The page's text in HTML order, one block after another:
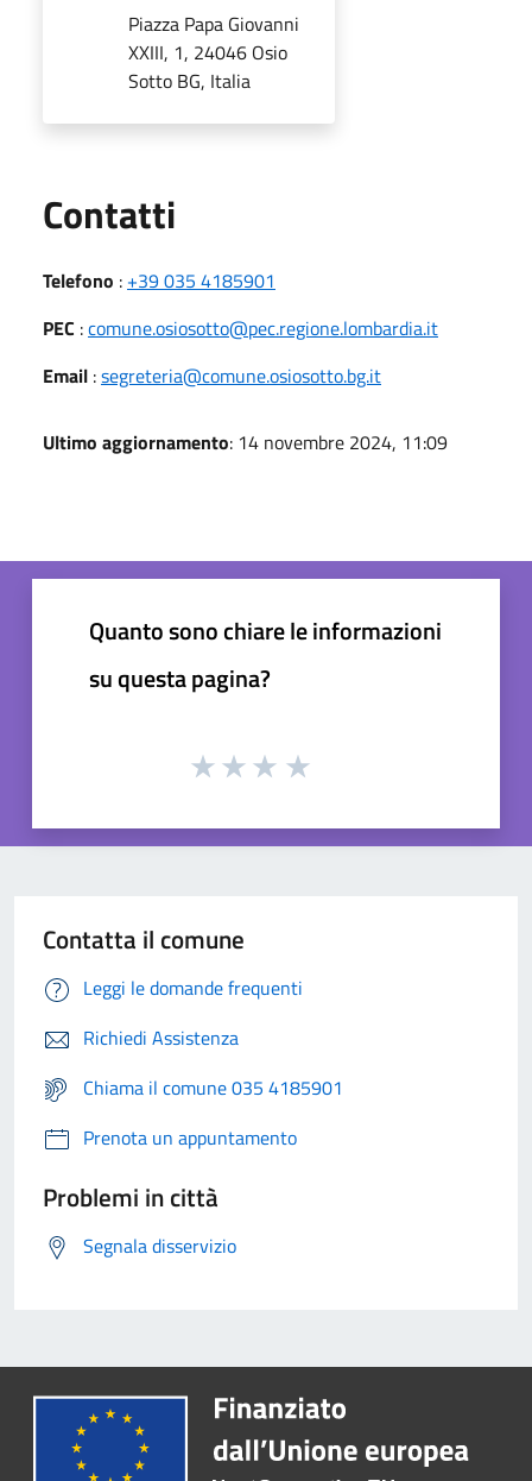
Piazza Papa Giovanni
XXIII, 1, 24046 Osio
Sotto BG, Italia
Contatti
Telefono : +39 035 4185901
PEC :comune.osiosotto@pec.regione.lombardia.it
Email :segreteria@comune.osiosotto.bg.it
Ultimo aggiornamento: 14 novembre 2024, 11:09
Quanto sono chiare le informazioni
su questa pagina?
Contatta il comune
Leggi le domande frequenti
Richiedi Assistenza
Chiama il comune 035 4185901
Prenota un appuntamento
Problemi in città
Segnala disservizio